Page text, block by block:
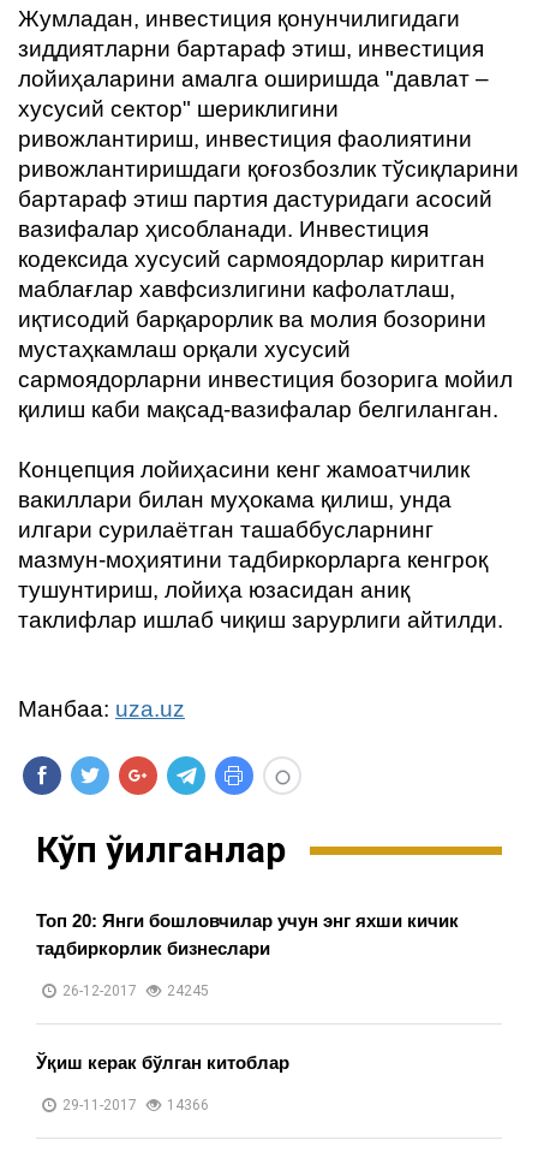
Жумладан, инвестиция қонунчилигидаги
зиддиятларни бартараф этиш, инвестиция
лойиҳаларини амалга оширишда "давлат –
хусусий сектор" шериклигини
ривожлантириш, инвестиция фаолиятини
ривожлантиришдаги қоғозбозлик тўсиқларини
бартараф этиш партия дастуридаги асосий
вазифалар ҳисобланади. Инвестиция
кодексида хусусий сармоядорлар киритган
маблағлар хавфсизлигини кафолатлаш,
иқтисодий барқарорлик ва молия бозорини
мустаҳкамлаш орқали хусусий
сармоядорларни инвестиция бозорига мойил
қилиш каби мақсад-вазифалар белгиланган.
Концепция лойиҳасини кенг жамоатчилик
вакиллари билан муҳокама қилиш, унда
илгари сурилаётган ташаббусларнинг
мазмун-моҳиятини тадбиркорларга кенгроқ
тушунтириш, лойиҳа юзасидан аниқ
таклифлар ишлаб чиқиш зарурлиги айтилди.
Манбаа: uza.uz
Кўп ўқилганлар
Топ 20: Янги бошловчилар учун энг яхши кичик
тадбиркорлик бизнеслари
26-12-2017 24245
Ўқиш керак бўлган китоблар
29-11-2017 14366